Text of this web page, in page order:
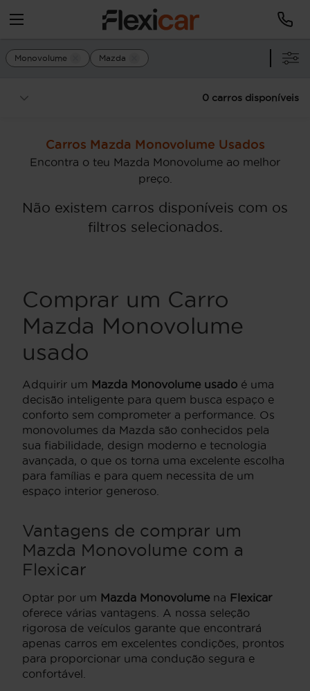
Monovolume Mazda
0 carros disponíveis
Carros Mazda Monovolume Usados
Encontra o teu Mazda Monovolume ao melhor
preço.
Não existem carros disponíveis com os
filtros selecionados.
Comprar um Carro
Mazda Monovolume
usado
Adquirir um Mazda Monovolume usado é uma
decisão inteligente para quem busca espaço e
conforto sem comprometer a performance. Os
monovolumes da Mazda são conhecidos pela
sua fiabilidade, design moderno e tecnologia
avançada, o que os torna uma excelente escolha
para famílias e para quem necessita de um
espaço interior generoso.
Vantagens de comprar um
Mazda Monovolume com a
Flexicar
Optar por um Mazda Monovolume na Flexicar
oferece várias vantagens. A nossa seleção
rigorosa de veículos garante que encontrará
apenas carros em excelentes condições, prontos
para proporcionar uma condução segura e
confortável.